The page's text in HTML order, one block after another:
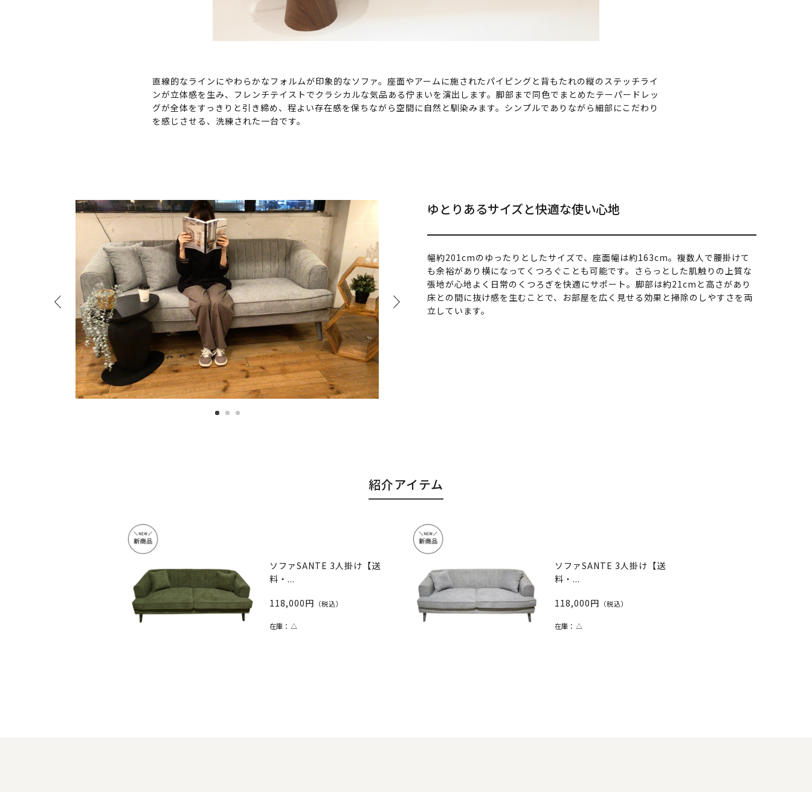
直線的なラインにやわらかなフォルムが印象的なソファ。座面やアームに施されたパイピングと背もたれの縦のステッチライ
ンが立体感を生み、フレンチテイストでクラシカルな気品ある佇まいを演出します。脚部まで同色でまとめたテーパードレッ
グが全体をすっきりと引き締め、程よい存在感を保ちながら空間に自然と馴染みます。シンプルでありながら細部にこだわり
を感じさせる、洗練された一台です。
ゆとりあるサイズと快適な使い心地
幅約201cmのゆったりとしたサイズで、座面幅は約163cm。複数人で腰掛けて
も余裕があり横になってくつろぐことも可能です。さらっとした肌触りの上質な
張地が心地よく日常のくつろぎを快適にサポート。脚部は約21cmと高さがあり
床との間に抜け感を生むことで、お部屋を広く見せる効果と掃除のしやすさを両
立しています。
紹介アイテム
ソファSANTE 3人掛け【送
料・...
118,000円 （税込）
在庫： △
ソファSANTE 3人掛け【送
料・...
118,000円 （税込）
在庫： △